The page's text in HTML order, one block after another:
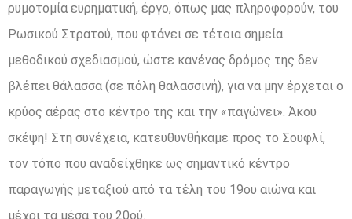
ρυμοτομία ευρηματική, έργο, όπως μας πληροφορούν, του
Ρωσικού Στρατού, που φτάνει σε τέτοια σημεία
μεθοδικού σχεδιασμού, ώστε κανένας δρόμος της δεν
βλέπει θάλασσα (σε πόλη θαλασσινή), για να μην έρχεται ο
κρύος αέρας στο κέντρο της και την «παγώνει». Άκου
σκέψη! Στη συνέχεια, κατευθυνθήκαμε προς το Σουφλί,
τον τόπο που αναδείχθηκε ως σημαντικό κέντρο
παραγωγής μεταξιού από τα τέλη του 19ου αιώνα και
μέχρι τα μέσα του 20ού.